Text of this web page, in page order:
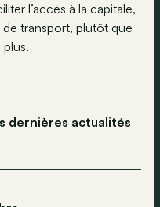
l’accès à la capitale,
de transport, plutôt que
dernières actualités